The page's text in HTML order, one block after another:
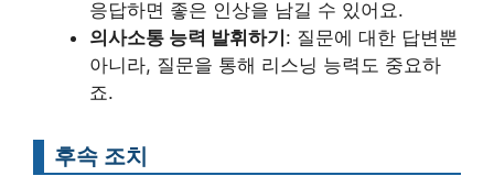
응답하면 좋은 인상을 남길 수 있어요.
의사소통 능력 발휘하기 : 질문에 대한 답변뿐
아니라, 질문을 통해 리스닝 능력도 중요하
죠.
후속 조치